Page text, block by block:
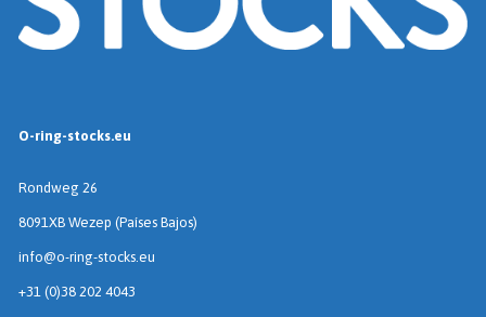
O-ring-stocks.eu
Rondweg 26
8091XB Wezep (Países Bajos)
info@o-ring-stocks.eu
+31 (0)38 202 4043